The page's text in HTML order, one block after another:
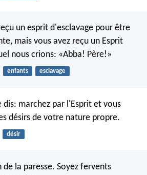
un esprit d'esclavage pour être
mais vous avez reçu un Esprit
nous crions: «Abba! Père!»
enfants esclavage
dis: marchez par l'Esprit et vous
désirs de votre nature propre.
désir
de la paresse. Soyez fervents